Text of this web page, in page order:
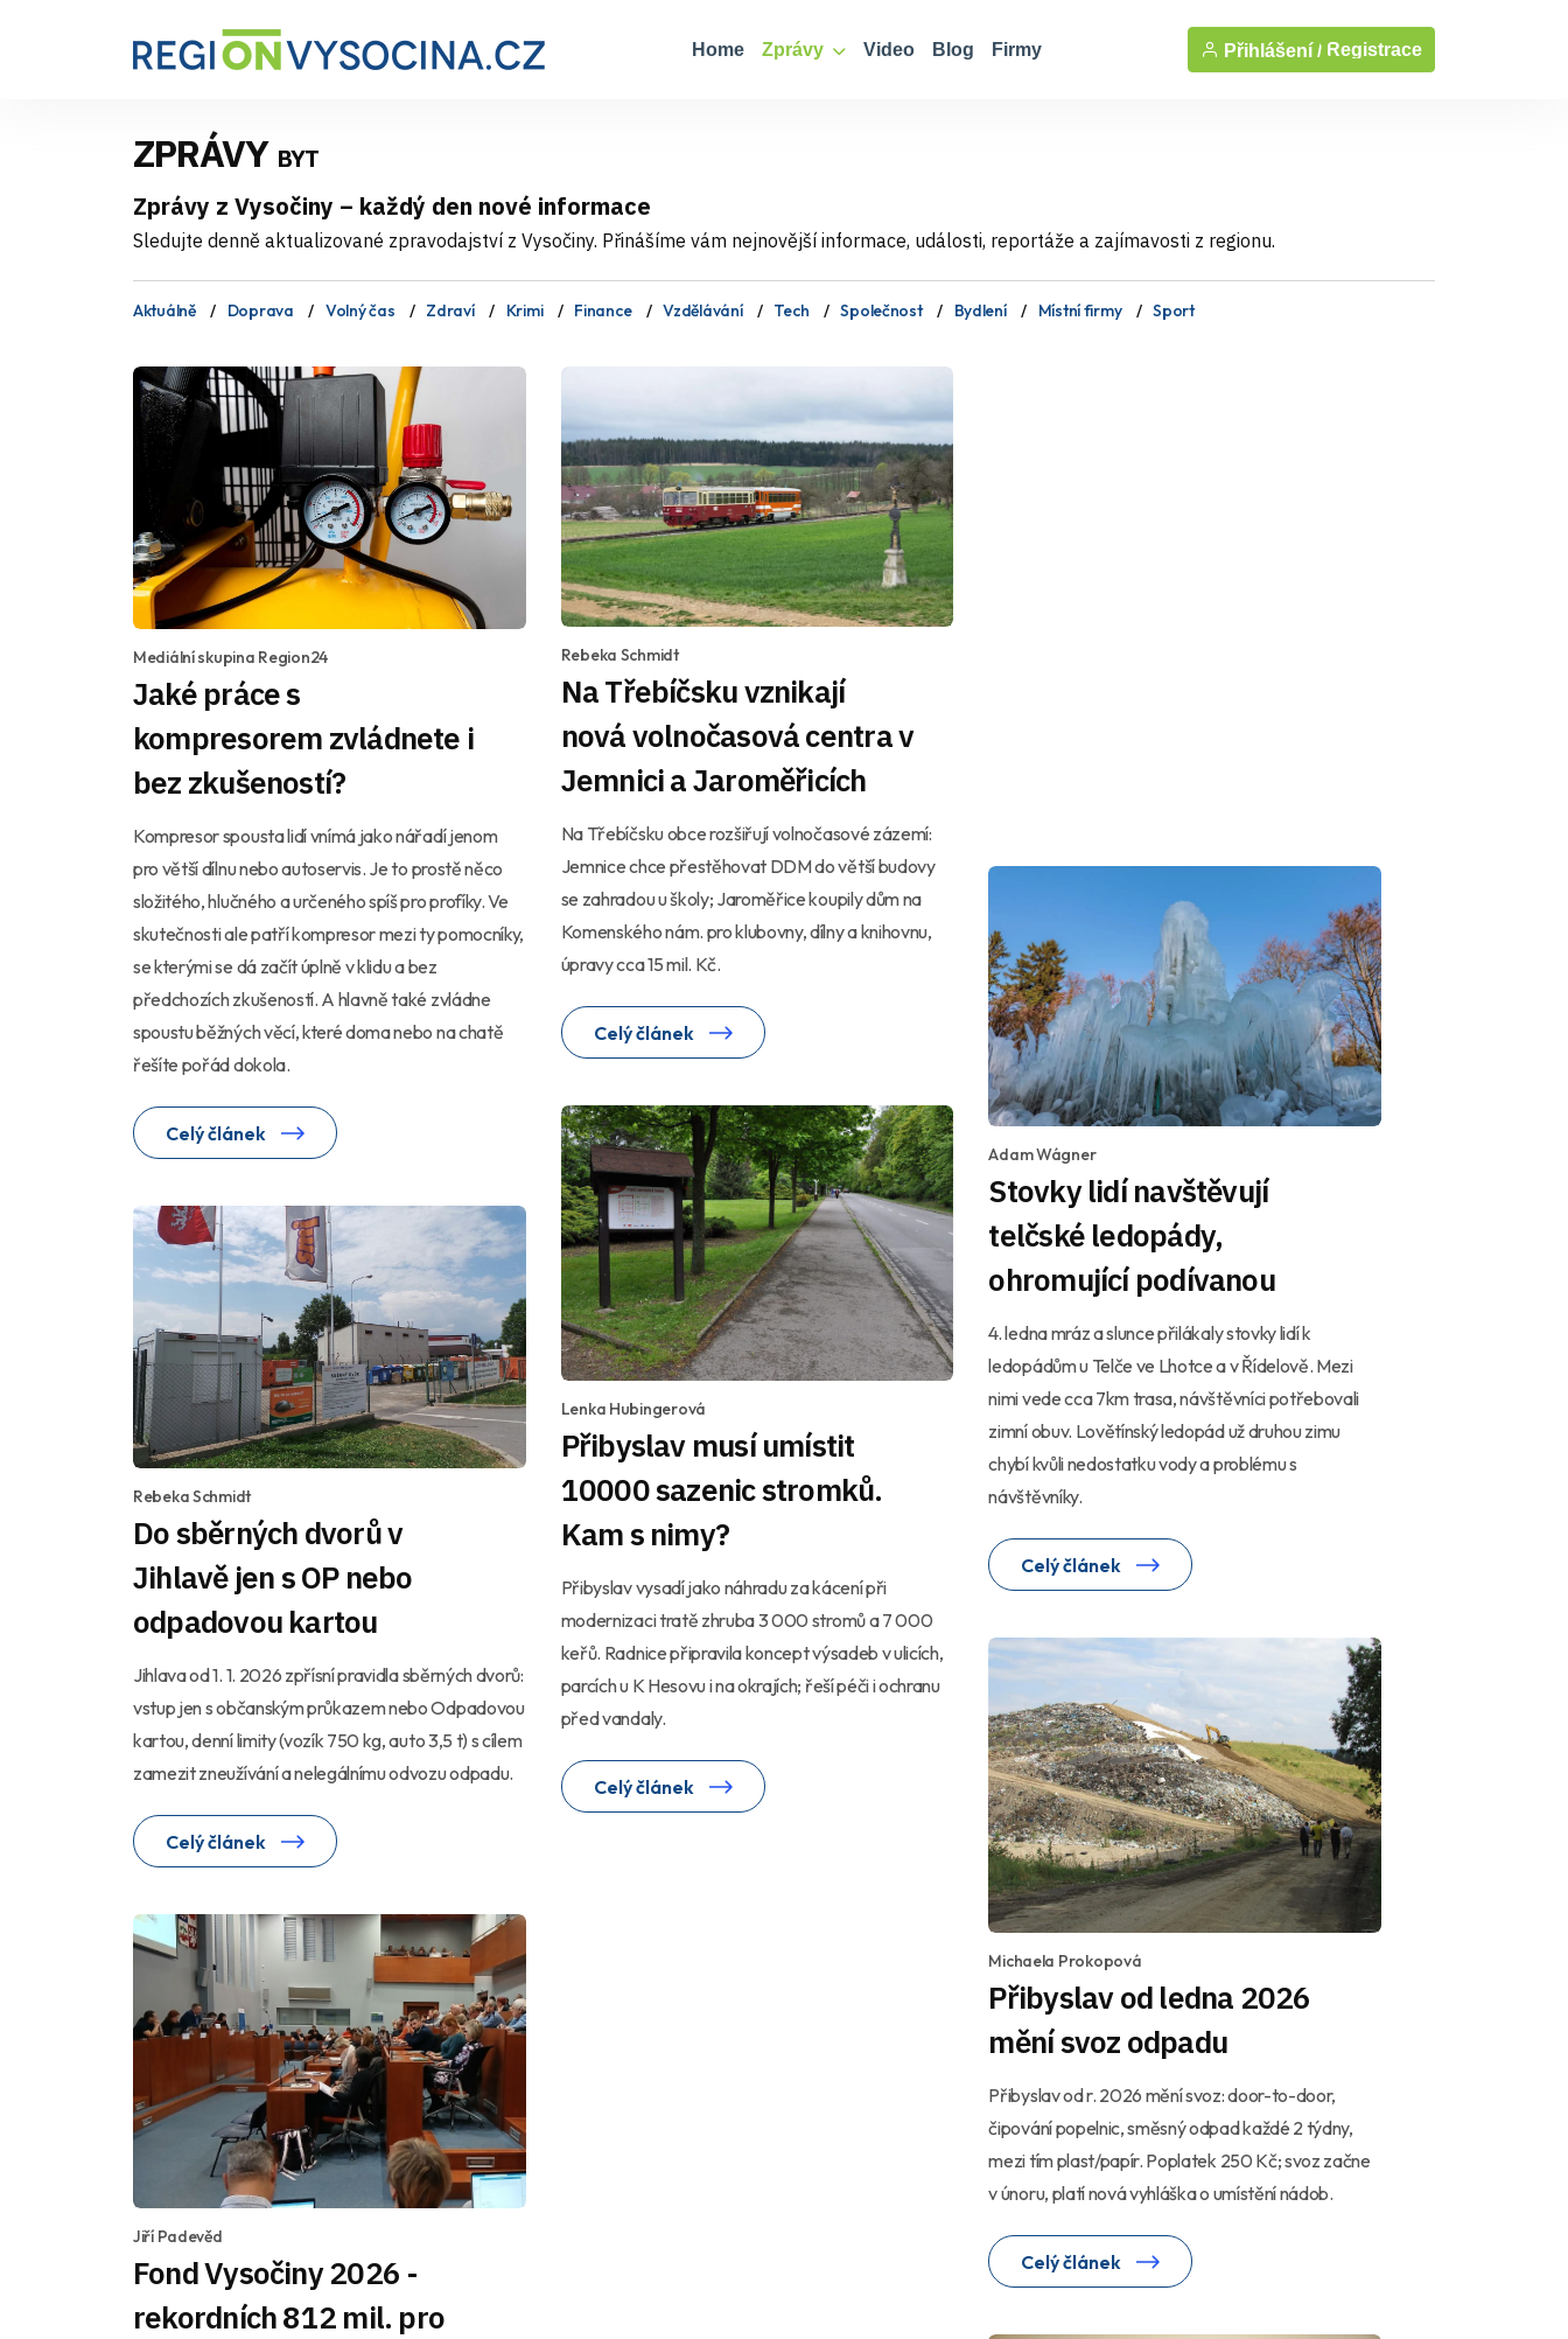
Home Zprávy Video Blog Firmy Přihlášení / Registrace
ZPRÁVY BYT
Zprávy z Vysočiny – každý den nové informace
Sledujte denně aktualizované zpravodajství z Vysočiny. Přinášíme vám nejnovější informace, události, reportáže a zajímavosti z regionu.
Aktuálně Doprava Volný čas Zdraví Krimi Finance Vzdělávání Tech Společnost Bydlení Místní firmy Sport
Mediální skupina Region24
Jaké práce s
kompresorem zvládnete i
bez zkušeností?
Kompresor spousta lidí vnímá jako nářadí jenom
pro větší dílnu nebo autoservis. Je to prostě něco
složitého, hlučného a určeného spíš pro profíky. Ve
skutečnosti ale patří kompresor mezi ty pomocníky,
se kterými se dá začít úplně v klidu a bez
předchozích zkušeností. A hlavně také zvládne
spoustu běžných věcí, které doma nebo na chatě
řešíte pořád dokola.
Celý článek
Rebeka Schmidt
Na Třebíčsku vznikají
nová volnočasová centra v
Jemnici a Jaroměřicích
Na Třebíčsku obce rozšiřují volnočasové zázemí:
Jemnice chce přestěhovat DDM do větší budovy
se zahradou u školy; Jaroměřice koupily dům na
Komenského nám. pro klubovny, dílny a knihovnu,
úpravy cca 15 mil. Kč.
Celý článek
Adam Wágner
Stovky lidí navštěvují
telčské ledopády,
ohromující podívanou
4. ledna mráz a slunce přilákaly stovky lidí k
ledopádům u Telče ve Lhotce a v Řídelově. Mezi
nimi vede cca 7km trasa, návštěvníci potřebovali
zimní obuv. Lovětínský ledopád už druhou zimu
chybí kvůli nedostatku vody a problému s
návštěvníky.
Celý článek
Lenka Hubingerová
Přibyslav musí umístit
10000 sazenic stromků.
Kam s nimy?
Přibyslav vysadí jako náhradu za kácení při
modernizaci tratě zhruba 3 000 stromů a 7 000
keřů. Radnice připravila koncept výsadeb v ulicích,
parcích u K Hesovu i na okrajích; řeší péči i ochranu
před vandaly.
Celý článek
Rebeka Schmidt
Do sběrných dvorů v
Jihlavě jen s OP nebo
odpadovou kartou
Jihlava od 1. 1. 2026 zpřísní pravidla sběrných dvorů:
vstup jen s občanským průkazem nebo Odpadovou
kartou, denní limity (vozík 750 kg, auto 3,5 t) s cílem
zamezit zneužívání a nelegálnímu odvozu odpadu.
Celý článek
Michaela Prokopová
Přibyslav od ledna 2026
mění svoz odpadu
Přibyslav od r. 2026 mění svoz: door-to-door,
čipování popelnic, směsný odpad každé 2 týdny,
mezi tím plast/papír. Poplatek 250 Kč; svoz začne
v únoru, platí nová vyhláška o umístění nádob.
Celý článek
Jiří Padevěd
Fond Vysočiny 2026 -
rekordních 812 mil. pro